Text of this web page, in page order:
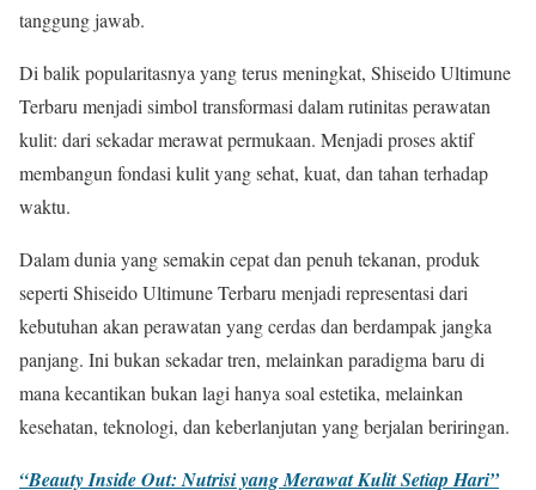
tanggung jawab.
Di balik popularitasnya yang terus meningkat, Shiseido Ultimune
Terbaru menjadi simbol transformasi dalam rutinitas perawatan
kulit: dari sekadar merawat permukaan. Menjadi proses aktif
membangun fondasi kulit yang sehat, kuat, dan tahan terhadap
waktu.
Dalam dunia yang semakin cepat dan penuh tekanan, produk
seperti Shiseido Ultimune Terbaru menjadi representasi dari
kebutuhan akan perawatan yang cerdas dan berdampak jangka
panjang. Ini bukan sekadar tren, melainkan paradigma baru di
mana kecantikan bukan lagi hanya soal estetika, melainkan
kesehatan, teknologi, dan keberlanjutan yang berjalan beriringan.
“Beauty Inside Out: Nutrisi yang Merawat Kulit Setiap Hari”